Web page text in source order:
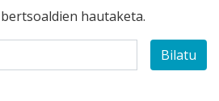
hautaketa.
Bilatu